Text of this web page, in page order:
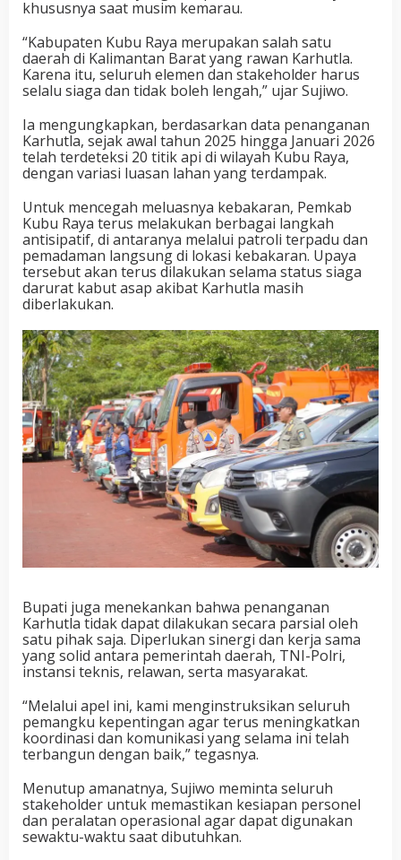
khususnya saat musim kemarau.
“Kabupaten Kubu Raya merupakan salah satu
daerah di Kalimantan Barat yang rawan Karhutla.
Karena itu, seluruh elemen dan stakeholder harus
selalu siaga dan tidak boleh lengah,” ujar Sujiwo.
Ia mengungkapkan, berdasarkan data penanganan
Karhutla, sejak awal tahun 2025 hingga Januari 2026
telah terdeteksi 20 titik api di wilayah Kubu Raya,
dengan variasi luasan lahan yang terdampak.
Untuk mencegah meluasnya kebakaran, Pemkab
Kubu Raya terus melakukan berbagai langkah
antisipatif, di antaranya melalui patroli terpadu dan
pemadaman langsung di lokasi kebakaran. Upaya
tersebut akan terus dilakukan selama status siaga
darurat kabut asap akibat Karhutla masih
diberlakukan.
Bupati juga menekankan bahwa penanganan
Karhutla tidak dapat dilakukan secara parsial oleh
satu pihak saja. Diperlukan sinergi dan kerja sama
yang solid antara pemerintah daerah, TNI-Polri,
instansi teknis, relawan, serta masyarakat.
“Melalui apel ini, kami menginstruksikan seluruh
pemangku kepentingan agar terus meningkatkan
koordinasi dan komunikasi yang selama ini telah
terbangun dengan baik,” tegasnya.
Menutup amanatnya, Sujiwo meminta seluruh
stakeholder untuk memastikan kesiapan personel
dan peralatan operasional agar dapat digunakan
sewaktu-waktu saat dibutuhkan.